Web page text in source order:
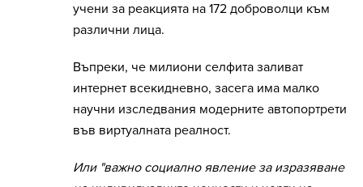
учени за реакцията на 172 доброволци към
различни лица.
Въпреки, че милиони селфита заливат
интернет всекидневно, засега има малко
научни изследвания модерните автопортрети
във виртуалната реалност.
Или "важно социално явление за изразяване